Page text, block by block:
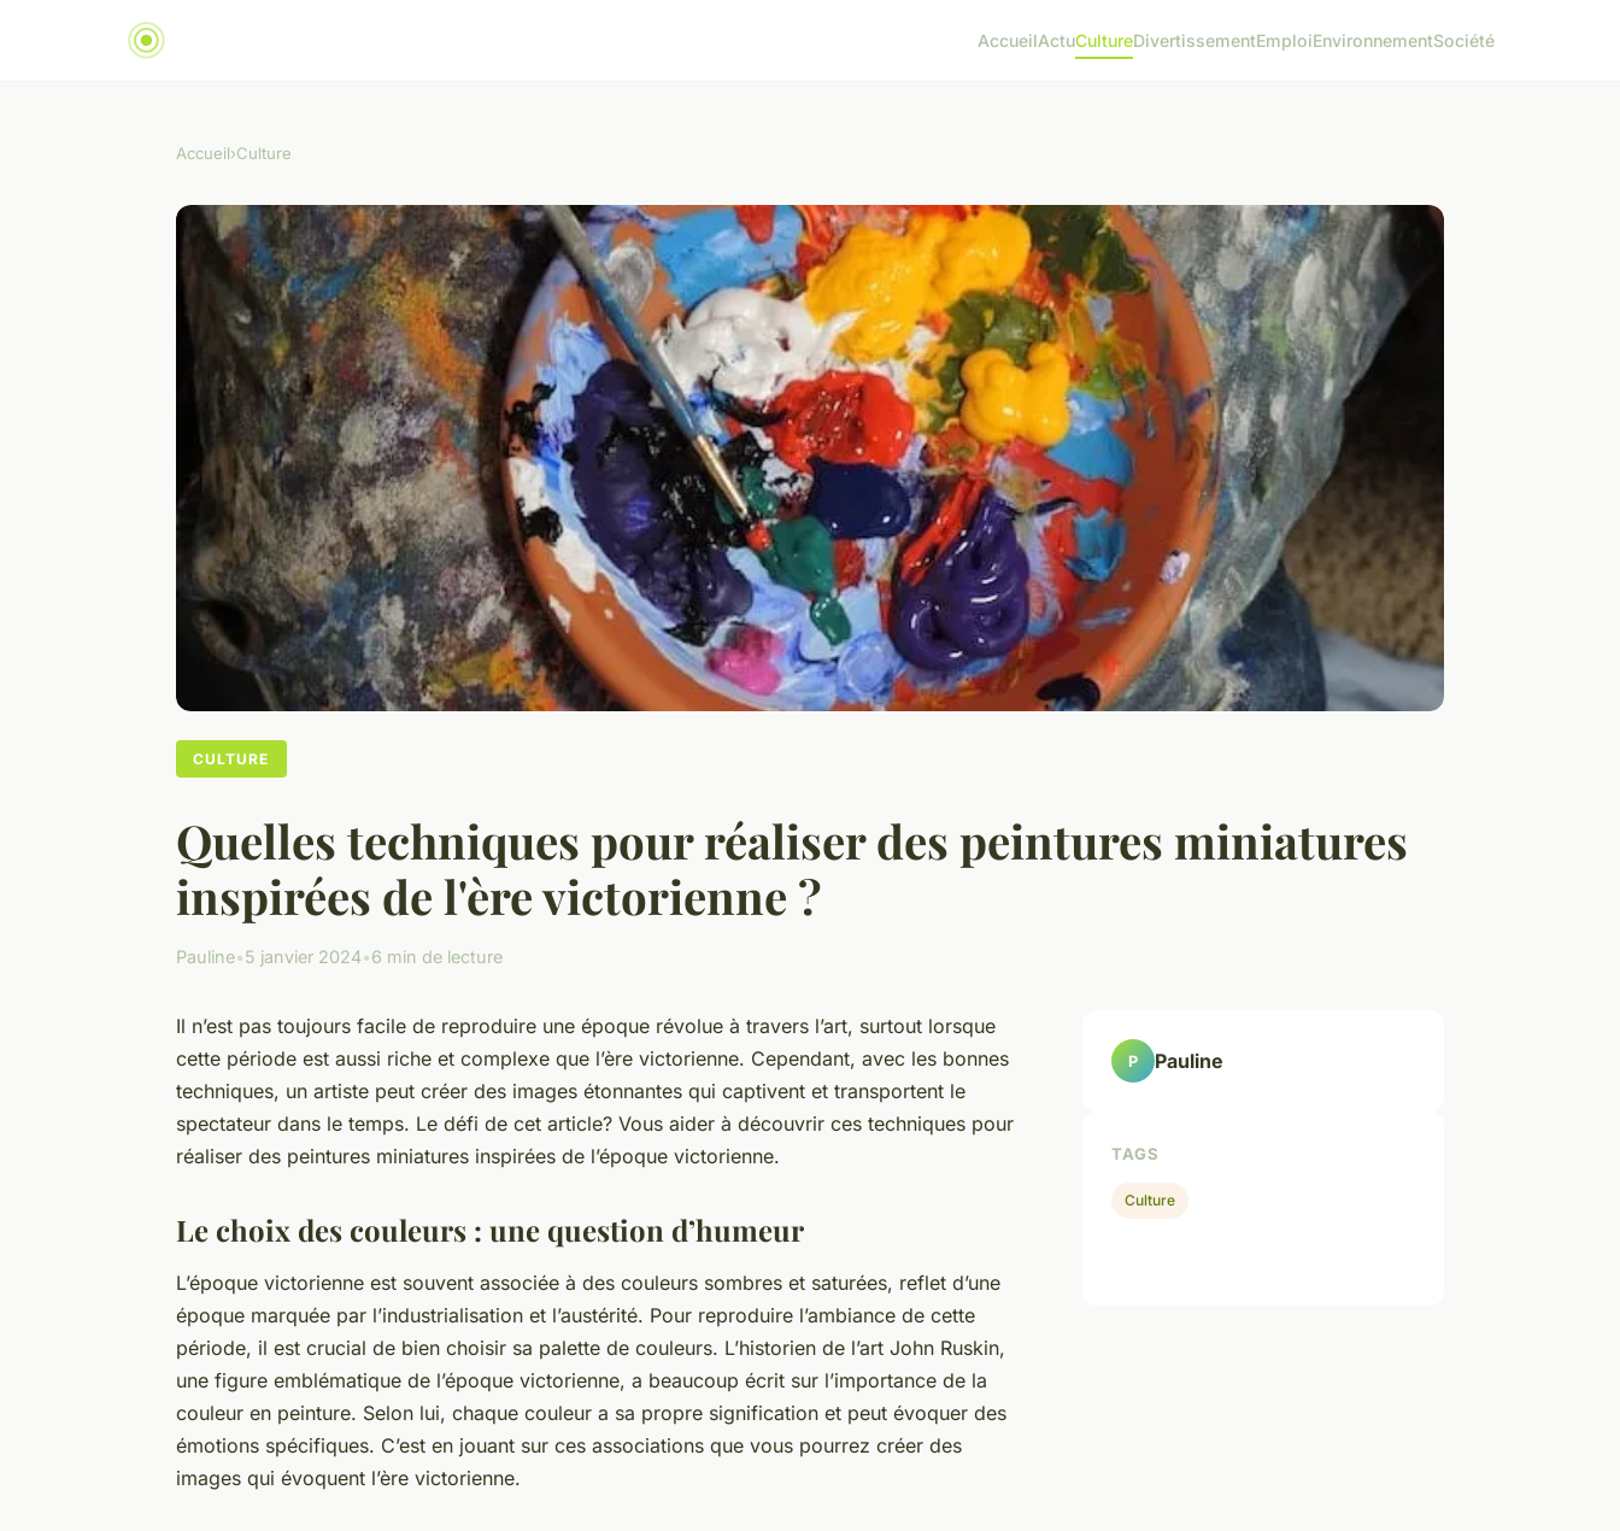
AccueilActuCultureDivertissementEmploiEnvironnementSociété
Accueil›Culture
CULTURE
Quelles techniques pour réaliser des peintures miniatures
inspirées de l'ère victorienne ?
Pauline•5 janvier 2024•6 min de lecture
Il n’est pas toujours facile de reproduire une époque révolue à travers l’art, surtout lorsque
cette période est aussi riche et complexe que l’ère victorienne. Cependant, avec les bonnes
techniques, un artiste peut créer des images étonnantes qui captivent et transportent le
spectateur dans le temps. Le défi de cet article? Vous aider à découvrir ces techniques pour
réaliser des peintures miniatures inspirées de l’époque victorienne.
Le choix des couleurs : une question d’humeur
L’époque victorienne est souvent associée à des couleurs sombres et saturées, reflet d’une
époque marquée par l’industrialisation et l’austérité. Pour reproduire l’ambiance de cette
période, il est crucial de bien choisir sa palette de couleurs. L’historien de l’art John Ruskin,
une figure emblématique de l’époque victorienne, a beaucoup écrit sur l’importance de la
couleur en peinture. Selon lui, chaque couleur a sa propre signification et peut évoquer des
émotions spécifiques. C’est en jouant sur ces associations que vous pourrez créer des
images qui évoquent l’ère victorienne.
P Pauline
TAGS
Culture